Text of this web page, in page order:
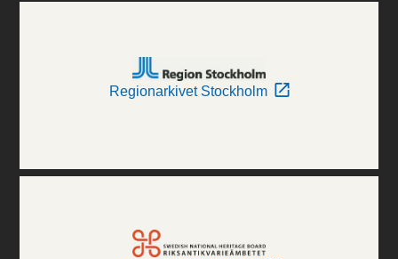
Regionarkivet Stockholm